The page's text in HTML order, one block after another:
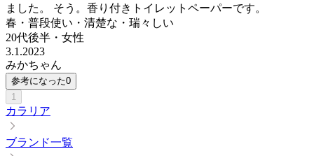
ました。 そう。香り付きトイレットペーパーです。
春・普段使い・清楚な・瑞々しい
20代後半 ・ 女性
3.1.2023
みかちゃん
参考になった0
1
カラリア
ブランド一覧